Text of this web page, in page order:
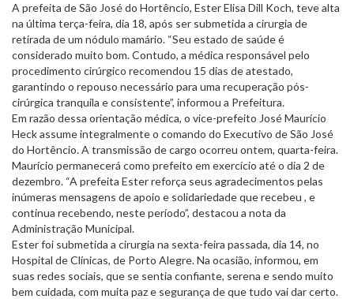
A prefeita de São José do Hortêncio, Ester Elisa Dill Koch, teve alta
na última terça-feira, dia 18, após ser submetida a cirurgia de
retirada de um nódulo mamário. “Seu estado de saúde é
considerado muito bom. Contudo, a médica responsável pelo
procedimento cirúrgico recomendou 15 dias de atestado,
garantindo o repouso necessário para uma recuperação pós-
cirúrgica tranquila e consistente”, informou a Prefeitura.
Em razão dessa orientação médica, o vice-prefeito José Maurício
Heck assume integralmente o comando do Executivo de São José
do Hortêncio. A transmissão de cargo ocorreu ontem, quarta-feira.
Maurício permanecerá como prefeito em exercício até o dia 2 de
dezembro. “A prefeita Ester reforça seus agradecimentos pelas
inúmeras mensagens de apoio e solidariedade que recebeu , e
continua recebendo, neste período”, destacou a nota da
Administração Municipal.
Ester foi submetida a cirurgia na sexta-feira passada, dia 14, no
Hospital de Clínicas, de Porto Alegre. Na ocasião, informou, em
suas redes sociais, que se sentia confiante, serena e sendo muito
bem cuidada, com muita paz e segurança de que tudo vai dar certo.